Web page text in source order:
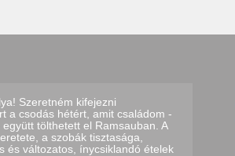
Szeretném kifejezni
a csodás hétért, amit családom -
tölthetett el Ramsauban. A
a szobák tisztasága,
és változatos, ínycsiklandó ételek